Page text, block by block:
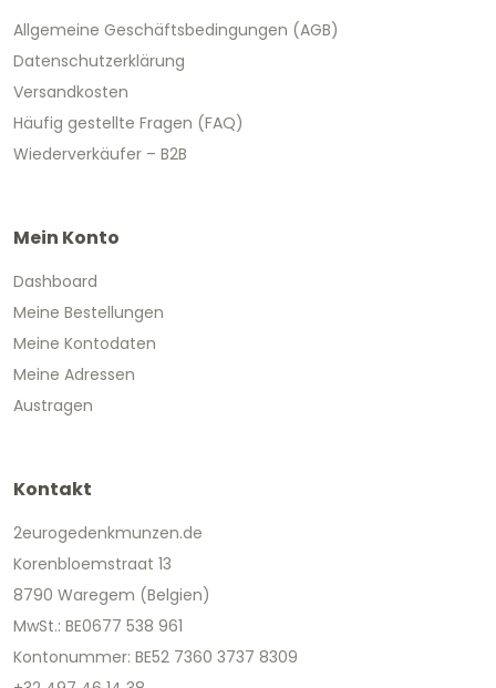
Allgemeine Geschäftsbedingungen (AGB)
Datenschutzerklärung
Versandkosten
Häufig gestellte Fragen (FAQ)
Wiederverkäufer – B2B
Mein Konto
Dashboard
Meine Bestellungen
Meine Kontodaten
Meine Adressen
Austragen
Kontakt
2eurogedenkmunzen.de
Korenbloemstraat 13
8790 Waregem (Belgien)
MwSt.: BE0677 538 961
Kontonummer: BE52 7360 3737 8309